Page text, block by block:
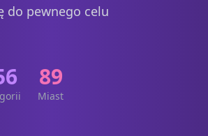
do pewnego celu
89
Miast